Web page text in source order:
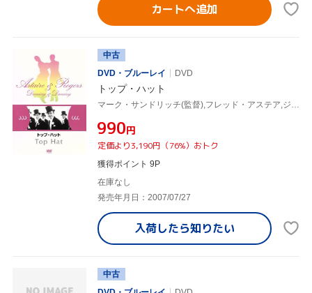
カートへ追加
中古
DVD・ブルーレイ
DVD
トップ・ハット
¥990円
定価より3,190円（76%）おトク
獲得ポイント 9P
在庫なし
発売年月日：2007/07/27
入荷したら知りたい
中古